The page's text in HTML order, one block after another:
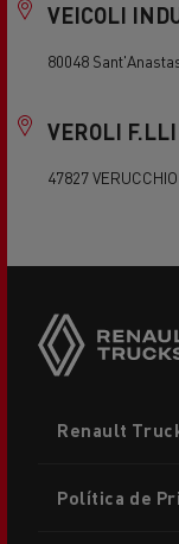
VEICOLI
80048
VEROLI F.LLI
47827
menu
Renault
Política de